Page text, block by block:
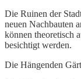
Die Ruinen der
neuen Nachbauten
können theoretisch
besichtigt werden.
Die Hängenden